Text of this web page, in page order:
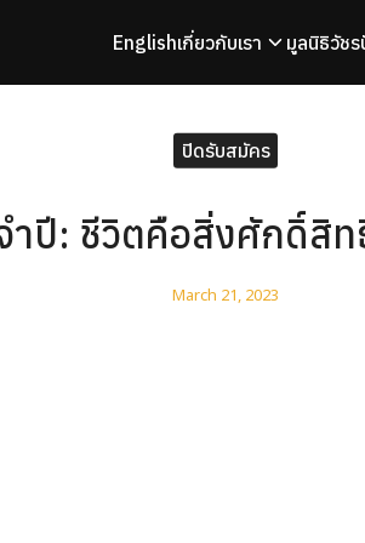
Englishเกี่ยวกับเรา มูลนิธิวัช
ปิดรับสมัคร
ำปี: ชีวิตคือสิ่งศักดิ์สิ
March 21, 2023